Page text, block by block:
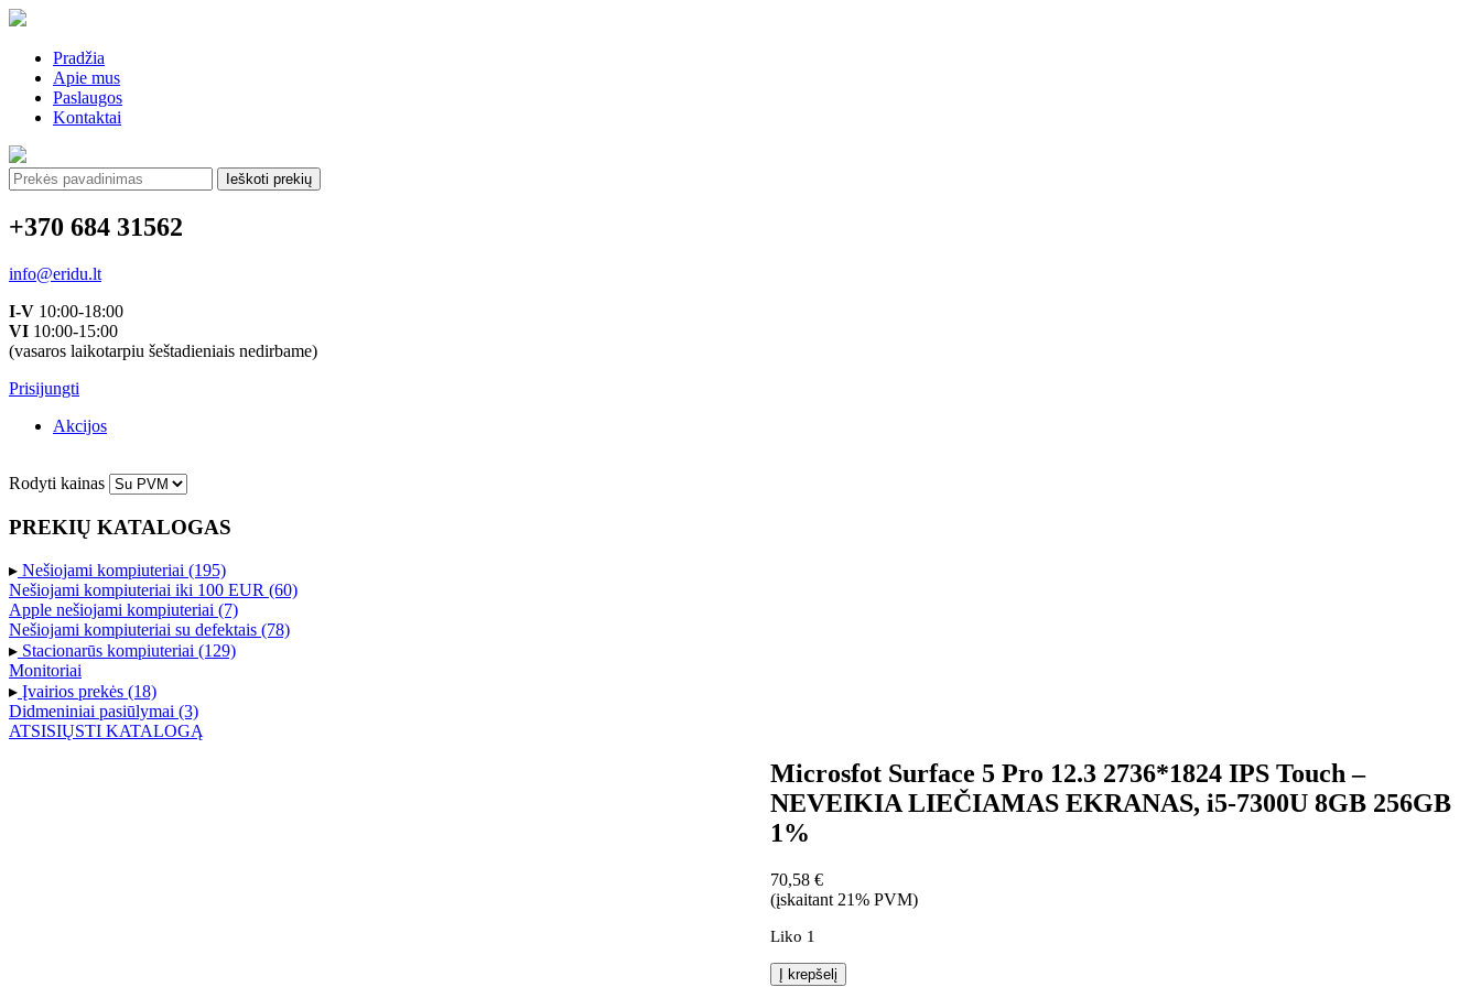
Pradžia
Apie mus
Paslaugos
Kontaktai
Ieškoti:
+370 684 31562
info@eridu.lt
I-V 10:00-18:00
VI 10:00-15:00
(vasaros laikotarpiu šeštadieniais nedirbame)
Prisijungti
Akcijos
Rodyti kainas
PREKIŲ KATALOGAS
▸ Nešiojami kompiuteriai (195)
Nešiojami kompiuteriai iki 100 EUR (60)
Apple nešiojami kompiuteriai (7)
Nešiojami kompiuteriai su defektais (78)
▸ Stacionarūs kompiuteriai (129)
Monitoriai
▸ Įvairios prekės (18)
Didmeniniai pasiūlymai (3)
ATSISIŲSTI KATALOGĄ
Microsfot Surface 5 Pro 12.3 2736*1824 IPS Touch –
NEVEIKIA LIEČIAMAS EKRANAS, i5-7300U 8GB 256GB
1%
70,58 €
(įskaitant 21% PVM)
Liko 1
produkto
Į krepšelį